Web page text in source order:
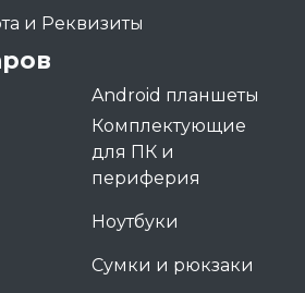
и Реквизиты
Android планшеты
Комплектующие
для ПК и
периферия
Ноутбуки
Сумки и рюкзаки